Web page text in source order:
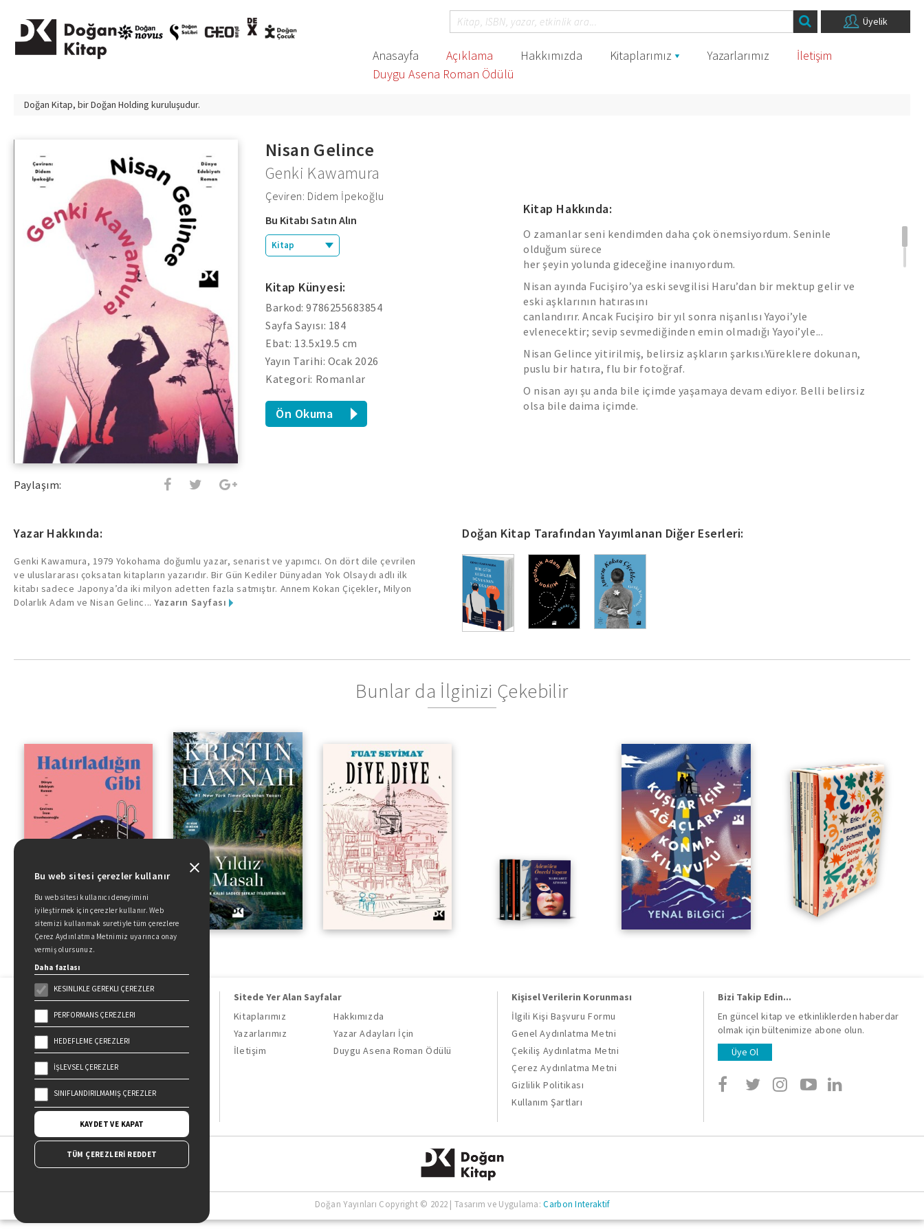
Üyelik
Anasayfa Açıklama Hakkımızda Kitaplarımız Yazarlarımız
İletişim
Duygu Asena Roman Ödülü
Doğan Kitap, birDoğan Holding kuruluşudur.
Paylaşım:
Nisan Gelince
Genki Kawamura
Çeviren: Didem İpekoğlu
Bu Kitabı Satın Alın
Kitap
Kitap Künyesi:
Barkod: 9786255683854
Sayfa Sayısı: 184
Ebat: 13.5x19.5 cm
Yayın Tarihi: Ocak 2026
Kategori: Romanlar
Ön Okuma
Kitap Hakkında:
O zamanlar seni kendimden daha çok önemsiyordum. Seninle
olduğum sürece
her şeyin yolunda gideceğine inanıyordum.
Nisan ayında Fucişiro’ya eski sevgilisi Haru’dan bir mektup gelir ve
eski aşklarının hatırasını
canlandırır. Ancak Fucişiro bir yıl sonra nişanlısı Yayoi’yle
evlenecektir; sevip sevmediğinden emin olmadığı Yayoi’yle...
Nisan Gelince yitirilmiş, belirsiz aşkların şarkısı.Yüreklere dokunan,
puslu bir hatıra, flu bir fotoğraf.
O nisan ayı şu anda bile içimde yaşamaya devam ediyor. Belli belirsiz
olsa bile daima içimde.
Yazar Hakkında:
Genki Kawamura, 1979 Yokohama doğumlu yazar, senarist ve yapımcı. On dört dile çevrilen
ve uluslararası çoksatan kitapların yazarıdır. Bir Gün Kediler Dünyadan Yok Olsaydı adlı ilk
kitabı sadece Japonya’da iki milyon adetten fazla satmıştır. Annem Kokan Çiçekler, Milyon
Dolarlık Adam ve Nisan Gelinc...Yazarın Sayfası
Doğan Kitap Tarafından Yayımlanan Diğer Eserleri:
Bunlar da İlginizi Çekebilir
Doğan Kitap, bir Doğan Holding
kuruluşudur.
19 Mayıs Cad. Golden Plaza No:1 Kat:10
34360 / Şişli / İstanbul
Sitede Yer Alan Sayfalar
Kitaplarımız
Hakkımızda
Yazarlarımız
Yazar Adayları İçin
İletişim
Duygu Asena Roman Ödülü
Kişisel Verilerin Korunması
İlgili Kişi Başvuru Formu
Genel Aydınlatma Metni
Çekiliş Aydınlatma Metni
Çerez Aydınlatma Metni
Gizlilik Politikası
Kullanım Şartları
Bizi Takip Edin...
En güncel kitap ve etkinliklerden haberdar
olmak için bültenimize abone olun.
Üye Ol
Doğan Yayınları Copyright © 2022 | Tasarım ve Uygulama:Carbon Interaktif
Bu web sitesi çerezler kullanır
Bu web sitesi kullanıcı deneyimini
iyileştirmek için çerezler kullanır. Web
sitemizi kullanmak suretiyle tüm çerezlere
Çerez Aydınlatma Metnimiz uyarınca onay
vermiş olursunuz.
Daha fazlası
KESINLIKLE GEREKLI ÇEREZLER
PERFORMANS ÇEREZLERI
HEDEFLEME ÇEREZLERI
İŞLEVSEL ÇEREZLER
SINIFLANDIRILMAMIŞ ÇEREZLER
KAYDET VE KAPAT
TÜM ÇEREZLERİ REDDET